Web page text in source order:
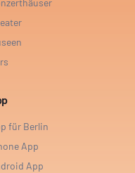
für Berlin
App
App